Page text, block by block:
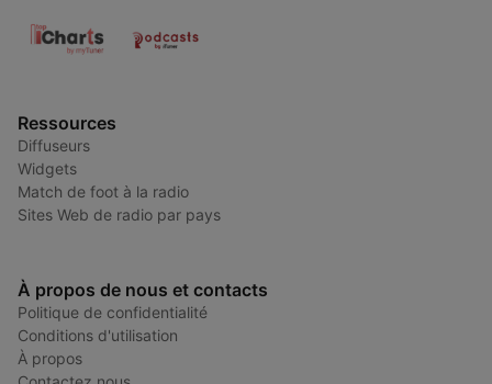
Ressources
Diffuseurs
Widgets
Match de foot à la radio
Sites Web de radio par pays
À propos de nous et contacts
Politique de confidentialité
Conditions d'utilisation
À propos